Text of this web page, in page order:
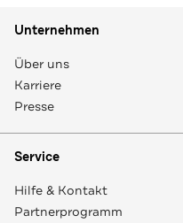
Unternehmen
Über uns
Karriere
Presse
Service
Hilfe & Kontakt
Partnerprogramm